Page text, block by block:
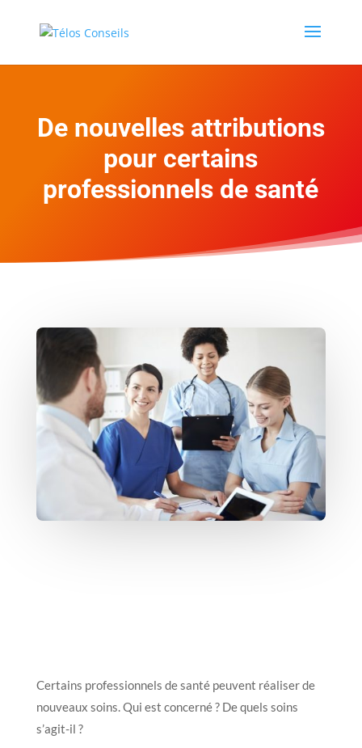
De nouvelles attributions
pour certains
professionnels de santé
Certains professionnels de santé peuvent réaliser de
nouveaux soins. Qui est concerné ? De quels soins
s’agit-il ?